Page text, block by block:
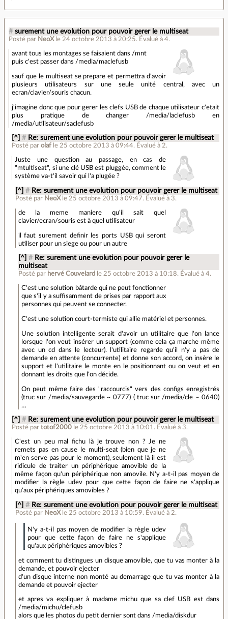
# surement une evolution pour pouvoir gerer le multiseat
Posté par NeoX le 24 octobre 2013 à 20:25. Évalué à 4.
avant tous les montages se faisaient dans /mnt
puis c'est passer dans /media/maclefusb
sauf que le multiseat se prepare et permettra d'avoir
plusieurs utilisateurs sur une seule unité central, avec un
ecran/clavier/souris chacun.
j'imagine donc que pour gerer les clefs USB de chaque utilisateur c'etait
plus pratique de changer /media/laclefusb en
/media/utilisateur/saclefusb
[^] # Re: surement une evolution pour pouvoir gerer le multiseat
Posté parolaf le 25 octobre 2013 à 09:44. Évalué à 2.
Juste une question au passage, en cas de
"mtultiseat", si une clé USB est pluggée, comment le
système va-t'il savoir qui l'a plugée ?
[^] # Re: surement une evolution pour pouvoir gerer le multiseat
Posté par NeoX le 25 octobre 2013 à 09:47. Évalué à 3.
de la meme maniere qu'il sait quel
clavier/ecran/souris est à quel utilisateur
il faut surement definir les ports USB qui seront
utiliser pour un siege ou pour un autre
[^] # Re: surement une evolution pour pouvoir gerer le
multiseat
Posté par hervé Couvelard le 25 octobre 2013 à 10:18. Évalué à4.
C'est une solution bâtarde qui ne peut fonctionner
que s'il y a suffisamment de prises par rapport aux
personnes qui peuvent se connecter.
C'est une solution court-termiste qui allie matériel et personnes.
Une solution intelligente serait d'avoir un utilitaire que l'on lance
lorsque l'on veut insérer un support (comme cela ça marche même
avec un cd dans le lecteur). l'utilitaire regarde qu'il n'y a pas de
demande en attente (concurrente) et donne son accord, on insère le
support et l'utilitaire le monte en le positionnant ou on veut et en
donnant les droits que l'on décide.
On peut même faire des "raccourcis" vers des configs enregistrés
(truc sur /media/sauvegarde ~ 0777) ( truc sur /media/cle ~ 0640)
…
[^] # Re: surement une evolution pour pouvoir gerer le multiseat
Posté partotof2000 le 25 octobre 2013 à 10:01 . Évalué à 3.
C'est un peu mal fichu là je trouve non ? Je ne
remets pas en cause le multi-seat (bien que je ne
m'en serve pas pour le moment), seulement là il est
ridicule de traiter un périphérique amovible de la
même façon qu'un périphérique non amovile. N'y a-t-il pas moyen de
modifier la règle udev pour que cette façon de faire ne s'applique
qu'aux périphériques amovibles ?
[^] # Re: surement une evolution pour pouvoir gerer le multiseat
Posté par NeoX le 25 octobre 2013 à 10:59. Évalué à 2.
N'y a-t-il pas moyen de modifier la règle udev
pour que cette façon de faire ne s'applique
qu'aux périphériques amovibles ?
et comment tu distingues un disque amovible, que tu vas monter à la
demande, et pouvoir ejecter
d'un disque interne non monté au demarrage que tu vas monter à la
demande et pouvoir ejecter
et apres va expliquer à madame michu que sa clef USB est dans
/media/michu/clefusb
alors que les photos du petit dernier sont dans /media/diskdur